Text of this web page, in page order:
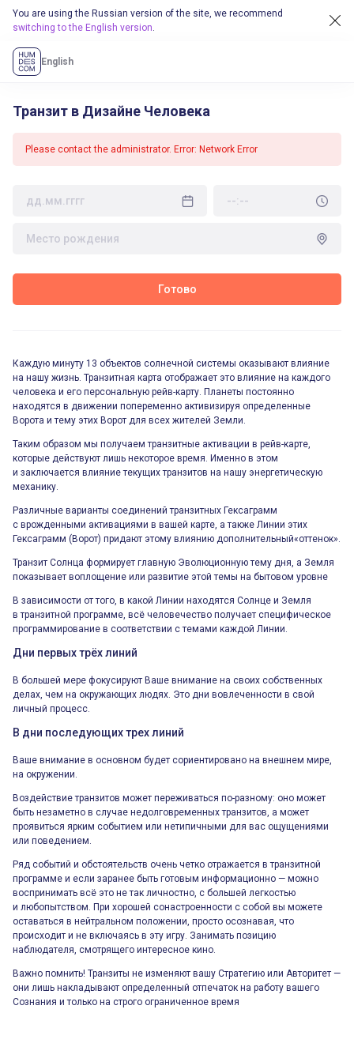
You are using the Russian version of the site, we recommend
switching to the English version.
English
Транзит в Дизайне Человека
Please contact the administrator. Error: Network Error
Готово
Каждую минуту 13 объектов солнечной системы оказывают влияние
на нашу жизнь. Транзитная карта отображает это влияние на каждого
человека и его персональную рейв-карту. Планеты постоянно
находятся в движении попеременно активизируя определенные
Ворота и тему этих Ворот для всех жителей Земли.
Таким образом мы получаем транзитные активации в рейв-карте,
которые действуют лишь некоторое время. Именно в этом
и заключается влияние текущих транзитов на нашу энергетическую
механику.
Различные варианты соединений транзитных Гексаграмм
с врожденными активациями в вашей карте, а также Линии этих
Гексаграмм (Ворот) придают этому влиянию дополнительный«оттенок».
Транзит Солнца формирует главную Эволюционную тему дня, а Земля
показывает воплощение или развитие этой темы на бытовом уровне
В зависимости от того, в какой Линии находятся Солнце и Земля
в транзитной программе, всё человечество получает специфическое
программирование в соответствии с темами каждой Линии.
Дни первых трёх линий
В большей мере фокусируют Ваше внимание на своих собственных
делах, чем на окружающих людях. Это дни вовлеченности в свой
личный процесс.
В дни последующих трех линий
Ваше внимание в основном будет сориентировано на внешнем мире,
на окружении.
Воздействие транзитов может переживаться по-разному: оно может
быть незаметно в случае недолговременных транзитов, а может
проявиться ярким событием или нетипичными для вас ощущениями
или поведением.
Ряд событий и обстоятельств очень четко отражается в транзитной
программе и если заранее быть готовым информационно — можно
воспринимать всё это не так личностно, с большей легкостью
и любопытством. При хорошей сонастроенности с собой вы можете
оставаться в нейтральном положении, просто осознавая, что
происходит и не включаясь в эту игру. Занимать позицию
наблюдателя, смотрящего интересное кино.
Важно помнить! Транзиты не изменяют вашу Стратегию или Авторитет —
они лишь накладывают определенный отпечаток на работу вашего
Сознания и только на строго ограниченное время